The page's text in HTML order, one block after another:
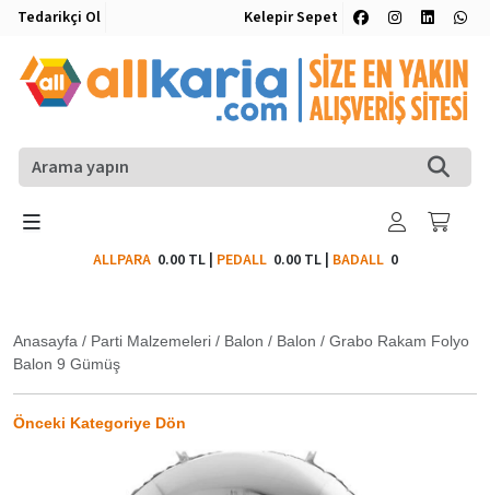
Tedarikçi Ol Kelepir Sepet
ALLPARA 0.00 TL| PEDALL 0.00 TL| BADALL0
Anasayfa / Parti Malzemeleri / Balon / Balon / Grabo Rakam Folyo
Balon 9 Gümüş
Önceki Kategoriye Dön